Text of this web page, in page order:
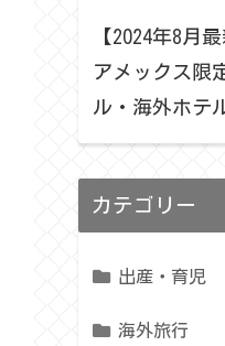
【2024年8月
アメックス限
ル・海外ホテ
カテゴリー
出産・育児
海外旅行